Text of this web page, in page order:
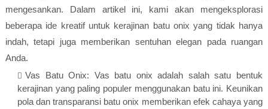
mengesankan. Dalam artikel ini, kami akan mengeksplorasi
beberapa ide kreatif untuk kerajinan batu onix yang tidak hanya
indah, tetapi juga memberikan sentuhan elegan pada ruangan
Anda.
Vas Batu Onix: Vas batu onix adalah salah satu bentuk
kerajinan yang paling populer menggunakan batu ini. Keunikan
pola dan transparansi batu onix memberikan efek cahaya yang